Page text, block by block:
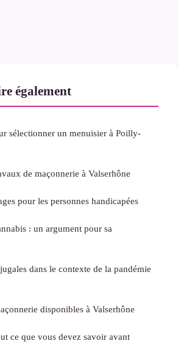
également
sélectionner un menuisier à Poilly-
de maçonnerie à Valserhône
pour les personnes handicapées
: un argument pour sa
dans le contexte de la pandémie
disponibles à Valserhône
ce que vous devez savoir avant